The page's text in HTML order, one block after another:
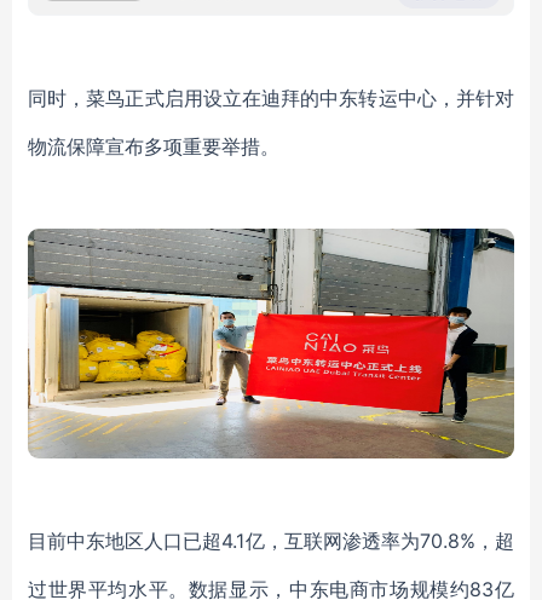
同时，菜鸟正式启用设立在迪拜的中东转运中心，并针对
物流保障宣布多项重要举措。
目前中东地区人口已超4.1亿，互联网渗透率为70.8%，超
过世界平均水平。 数据显示，中东电商市场规模约83亿